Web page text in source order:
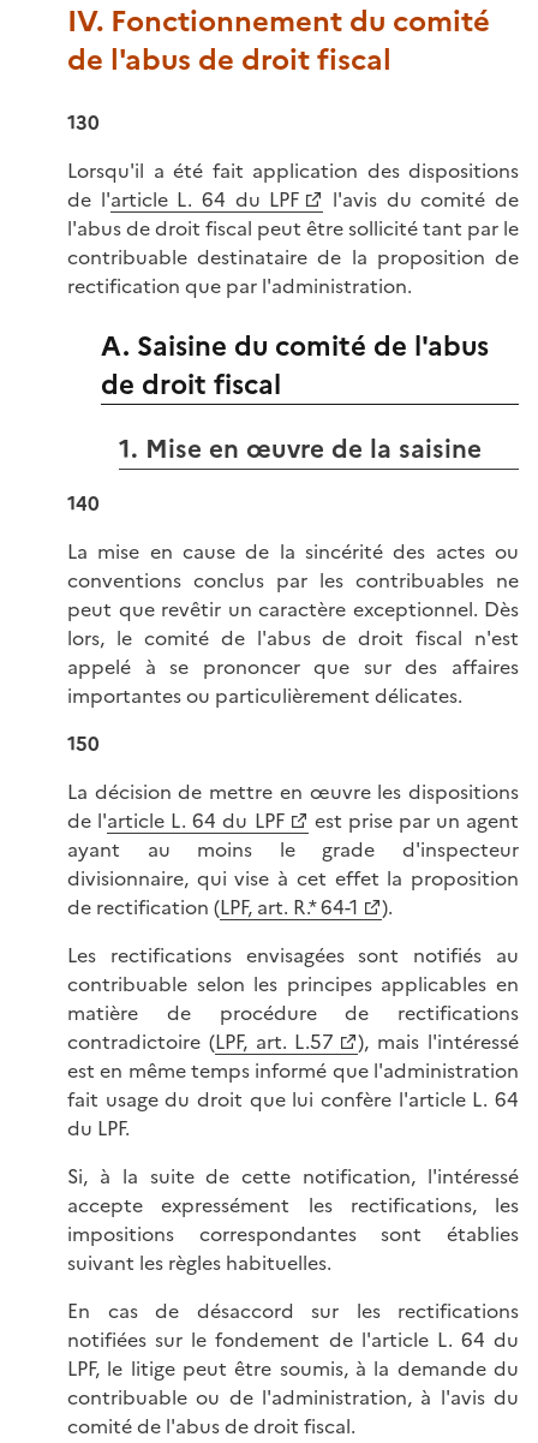
IV. Fonctionnement du comité
de l'abus de droit fiscal
130
Lorsqu'il a été fait application des dispositions
de l'article L. 64 du LPF
l'avis du comité de
l'abus de droit fiscal peut être sollicité tant par le
contribuable destinataire de la proposition de
rectification que par l'administration.
A. Saisine du comité de l'abus
de droit fiscal
1. Mise en œuvre de la saisine
140
La mise en cause de la sincérité des actes ou
conventions conclus par les contribuables ne
peut que revêtir un caractère exceptionnel. Dès
lors, le comité de l'abus de droit fiscal n'est
appelé à se prononcer que sur des affaires
importantes ou particulièrement délicates.
150
La décision de mettre en œuvre les dispositions
de l'article L. 64 du LPF
est prise par un agent
ayant au moins le grade d'inspecteur
divisionnaire, qui vise à cet effet la proposition
de rectification (LPF, art. R.* 64-1
).
Les rectifications envisagées sont notifiés au
contribuable selon les principes applicables en
matière de procédure de rectifications
contradictoire (LPF, art. L.57
), mais l'intéressé
est en même temps informé que l'administration
fait usage du droit que lui confère l'article L. 64
du LPF.
Si, à la suite de cette notification, l'intéressé
accepte expressément les rectifications, les
impositions correspondantes sont établies
suivant les règles habituelles.
En cas de désaccord sur les rectifications
notifiées sur le fondement de l'article L. 64 du
LPF, le litige peut être soumis, à la demande du
contribuable ou de l'administration, à l'avis du
comité de l'abus de droit fiscal.